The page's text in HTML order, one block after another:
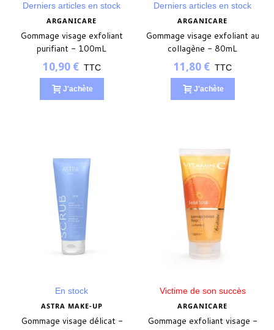
Derniers articles en stock
ARGANICARE
Gommage visage exfoliant
purifiant - 100mL
10,90 € TTC
J'achète
Derniers articles en stock
ARGANICARE
Gommage visage exfoliant au
collagène - 80mL
11,80 € TTC
J'achète
En stock
ASTRA MAKE-UP
Gommage visage délicat -
Victime de son succès
ARGANICARE
Gommage exfoliant visage -